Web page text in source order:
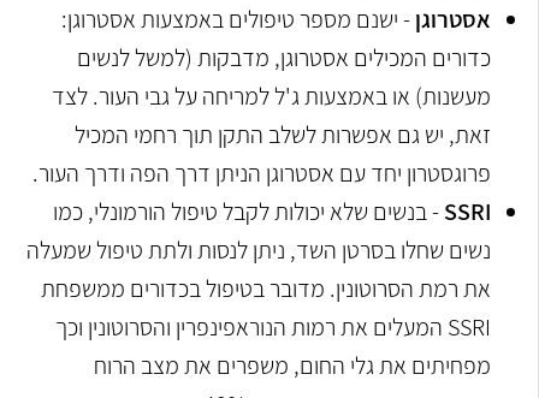
אסטרוגן- ישנם מספר טיפולים באמצעות אסטרוגן:
כדורים המכילים אסטרוגן, מדבקות (למשל לנשים
מעשנות) או באמצעות ג'ל למריחה על גבי העור. לצד
זאת, יש גם אפשרות לשלב התקן תוך רחמי המכיל
פרוגסטרון יחד עם אסטרוגן הניתן דרך הפה ודרך העור.
SSRI- בנשים שלא יכולות לקבל טיפול הורמונלי, כמו
נשים שחלו בסרטן השד, ניתן לנסות ולתת טיפול שמעלה
את רמת הסרוטונין. מדובר בטיפול בכדורים ממשפחת
SSRI המעלים את רמות הנוראפינפרין והסרוטונין וכך
מפחיתים את גלי החום, משפרים את מצב הרוח